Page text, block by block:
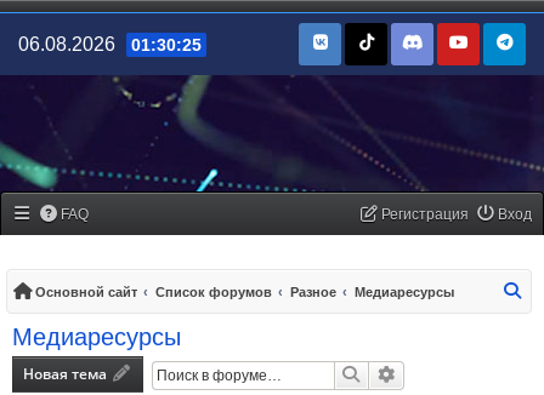
06.08.2026 01:30:25
FAQ Вход
Регистрация
Основной сайт Список форумов Разное Медиаресурсы
Медиаресурсы
Новая тема Поиск